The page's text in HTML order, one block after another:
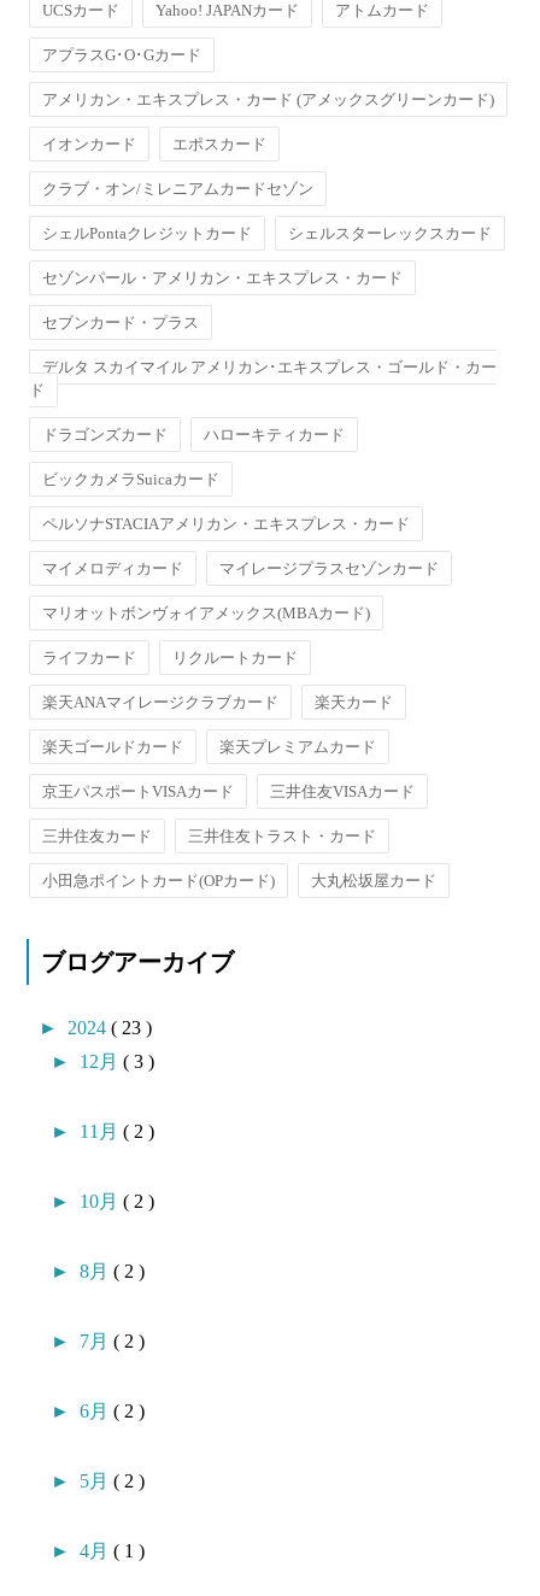
UCSカード Yahoo! JAPANカード アトムカード
アプラスG･O･Gカード
アメリカン・エキスプレス・カード (アメックスグリーンカード)
イオンカード エポスカード
クラブ・オン/ミレニアムカードセゾン
シェルPontaクレジットカード シェルスターレックスカード
セゾンパール・アメリカン・エキスプレス・カード
セブンカード・プラス
デルタ スカイマイル アメリカン･エキスプレス・ゴールド・カー
ド
ドラゴンズカード ハローキティカード
ビックカメラSuicaカード
ペルソナSTACIAアメリカン・エキスプレス・カード
マイメロディカード マイレージプラスセゾンカード
マリオットボンヴォイアメックス(MBAカード)
ライフカード リクルートカード
楽天ANAマイレージクラブカード 楽天カード
楽天ゴールドカード 楽天プレミアムカード
京王パスポートVISAカード 三井住友VISAカード
三井住友カード 三井住友トラスト・カード
小田急ポイントカード(OPカード) 大丸松坂屋カード
ブログアーカイブ
► 2024( 23 )
► 12月( 3 )
► 11月( 2 )
► 10月( 2 )
►8月( 2 )
► 7月( 2 )
►6月( 2 )
► 5月( 2 )
►4月( 1 )